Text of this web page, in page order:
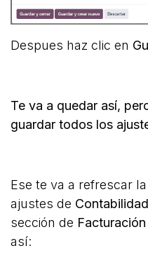
Despues haz clic en
Te va a quedar así,
guardar todos los
Ese te va a refrescar
ajustes de Contabilidad
sección de
así: